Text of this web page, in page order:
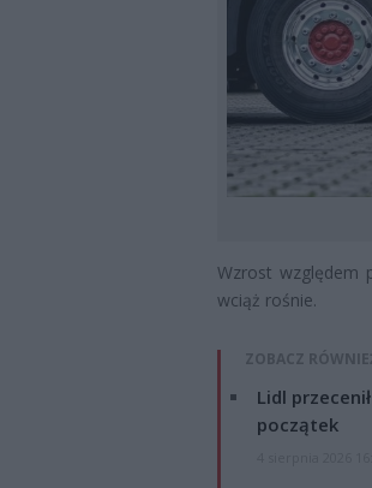
Wzrost względem
wciąż rośnie.
ZOBACZ
Lidl
początek